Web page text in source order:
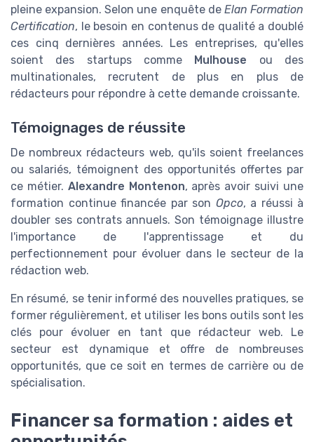
pleine expansion. Selon une enquête de Elan Formation
Certification, le besoin en contenus de qualité a doublé
ces cinq dernières années. Les entreprises, qu'elles
soient des startups comme Mulhouse ou des
multinationales, recrutent de plus en plus de
rédacteurs pour répondre à cette demande croissante.
Témoignages de réussite
De nombreux rédacteurs web, qu'ils soient freelances
ou salariés, témoignent des opportunités offertes par
ce métier. Alexandre Montenon, après avoir suivi une
formation continue financée par son Opco, a réussi à
doubler ses contrats annuels. Son témoignage illustre
l'importance de l'apprentissage et du
perfectionnement pour évoluer dans le secteur de la
rédaction web.
En résumé, se tenir informé des nouvelles pratiques, se
former régulièrement, et utiliser les bons outils sont les
clés pour évoluer en tant que rédacteur web. Le
secteur est dynamique et offre de nombreuses
opportunités, que ce soit en termes de carrière ou de
spécialisation.
Financer sa formation : aides et